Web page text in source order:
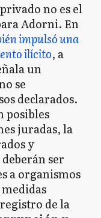
no es el
Adorni. En
impulsó una
ilícito, a
un
se
declarados.
posibles
juradas, la
y
ser
a organismos
de la